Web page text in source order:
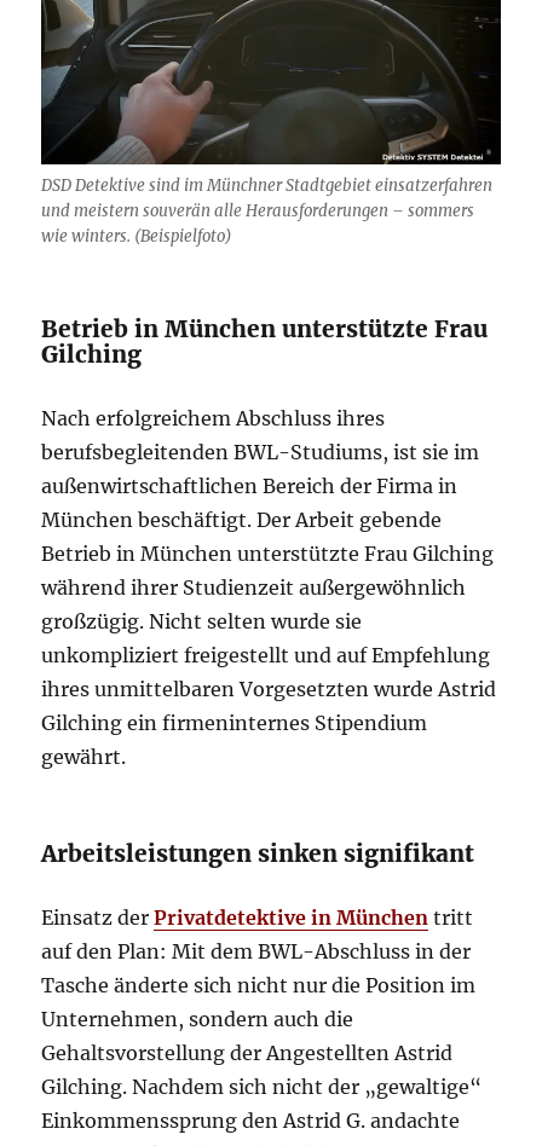
DSD Detektive sind im Münchner Stadtgebiet einsatzerfahren
und meistern souverän alle Herausforderungen – sommers
wie winters. (Beispielfoto)
Betrieb in München unterstützte Frau
Gilching
Nach erfolgreichem Abschluss ihres
berufsbegleitenden BWL-Studiums, ist sie im
außenwirtschaftlichen Bereich der Firma in
München beschäftigt. Der Arbeit gebende
Betrieb in München unterstützte Frau Gilching
während ihrer Studienzeit außergewöhnlich
großzügig. Nicht selten wurde sie
unkompliziert freigestellt und auf Empfehlung
ihres unmittelbaren Vorgesetzten wurde Astrid
Gilching ein firmeninternes Stipendium
gewährt.
Arbeitsleistungen sinken signifikant
Einsatz derPrivatdetektive in München tritt
auf den Plan: Mit dem BWL-Abschluss in der
Tasche änderte sich nicht nur die Position im
Unternehmen, sondern auch die
Gehaltsvorstellung der Angestellten Astrid
Gilching. Nachdem sich nicht der „gewaltige“
Einkommenssprung den Astrid G. andachte